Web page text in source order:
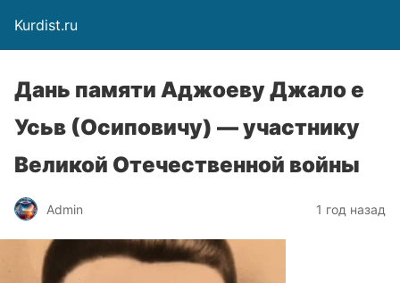
Kurdist.ru
Дань памяти Аджоеву Джало е
Усьв (Осиповичу) — участнику
Великой Отечественной войны
Admin 1 год назад